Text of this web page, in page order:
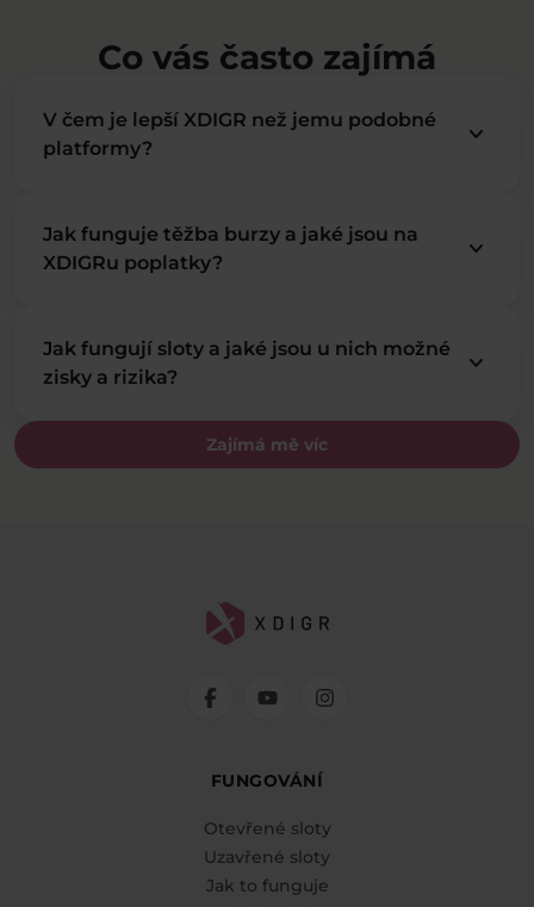
Co vás často zajímá
Zajímá mě víc
V čem je lepší XDIGR než jemu podobné
platformy?
keyboard_arrow_down
Jak funguje těžba burzy a jaké jsou na
XDIGRu poplatky?
keyboard_arrow_down
Jak fungují sloty a jaké jsou u nich možné
zisky a rizika?
keyboard_arrow_down
FUNGOVÁNÍ
Otevřené sloty
Uzavřené sloty
Jak to funguje